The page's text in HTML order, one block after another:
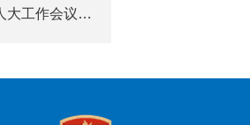
学习贯彻中央人大工作会议精神